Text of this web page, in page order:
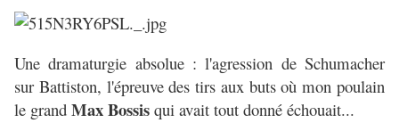
Une dramaturgie absolue : l'agression de Schumacher
sur Battiston, l'épreuve des tirs aux buts où mon poulain
le grand Max Bossis qui avait tout donné échouait...